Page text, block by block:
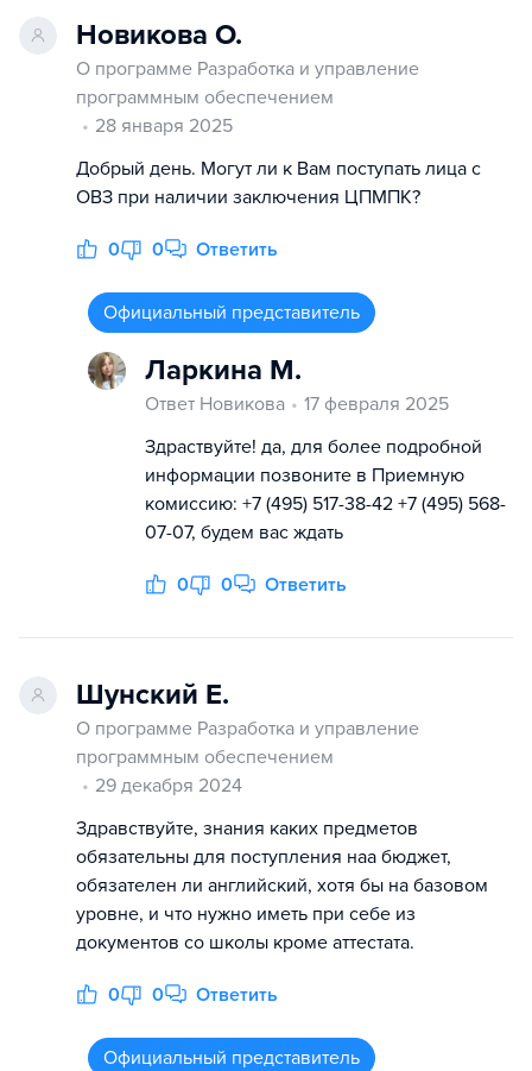
Новикова О.
О программе Разработка и управление
программным обеспечением
28 января 2025
Добрый день. Могут ли к Вам поступать лица с
ОВЗ при наличии заключения ЦПМПК?
0 0 Ответить
Официальный представитель
Ларкина М.
Ответ Новикова
17 февраля 2025
Здраствуйте! да, для более подробной
информации позвоните в Приемную
комиссию: +7 (495) 517-38-42 +7 (495) 568-
07-07, будем вас ждать
0 0 Ответить
Шунский Е.
О программе Разработка и управление
программным обеспечением
29 декабря 2024
Здравствуйте, знания каких предметов
обязательны для поступления наа бюджет,
обязателен ли английский, хотя бы на базовом
уровне, и что нужно иметь при себе из
документов со школы кроме аттестата.
0 0 Ответить
Официальный представитель